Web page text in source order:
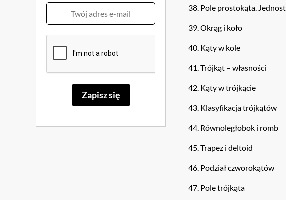
38. Pole prostokąta.
39. Okrąg i koło
40. Kąty w kole
41. Trójkąt – własności
42. Kąty w trójkącie
43. Klasyfikacja trójkątów
44. Równoległobok i romb
45. Trapez i deltoid
46. Podział czworokątów
47. Pole trójkąta